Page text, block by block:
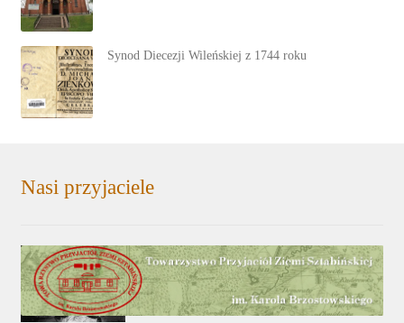
Synod Diecezji Wileńskiej z 1744 roku
Nasi przyjaciele